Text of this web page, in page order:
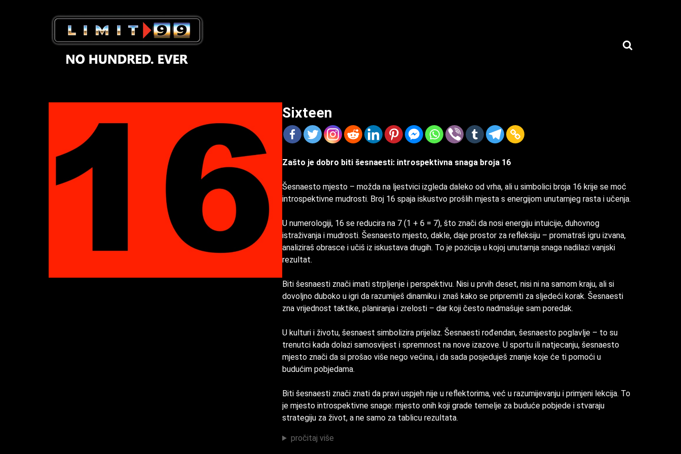
Sixteen
Zašto je dobro biti šesnaesti: introspektivna snaga broja 16
Šesnaesto mjesto – možda na ljestvici izgleda daleko od vrha, ali u simbolici broja 16 krije se moć
introspektivne mudrosti. Broj 16 spaja iskustvo prošlih mjesta s energijom unutarnjeg rasta i učenja.
U numerologiji, 16 se reducira na 7 (1 + 6 = 7), što znači da nosi energiju intuicije, duhovnog
istraživanja i mudrosti. Šesnaesto mjesto, dakle, daje prostor za refleksiju – promatraš igru izvana,
analiziraš obrasce i učiš iz iskustava drugih. To je pozicija u kojoj unutarnja snaga nadilazi vanjski
rezultat.
Biti šesnaesti znači imati strpljenje i perspektivu. Nisi u prvih deset, nisi ni na samom kraju, ali si
dovoljno duboko u igri da razumiješ dinamiku i znaš kako se pripremiti za sljedeći korak. Šesnaesti
zna vrijednost taktike, planiranja i zrelosti – dar koji često nadmašuje sam poredak.
U kulturi i životu, šesnaest simbolizira prijelaz. Šesnaesti rođendan, šesnaesto poglavlje – to su
trenutci kada dolazi samosvijest i spremnost na nove izazove. U sportu ili natjecanju, šesnaesto
mjesto znači da si prošao više nego većina, i da sada posjeduješ znanje koje će ti pomoći u
budućim pobjedama.
Biti šesnaesti znači znati da pravi uspjeh nije u reflektorima, već u razumijevanju i primjeni lekcija. To
je mjesto introspektivne snage: mjesto onih koji grade temelje za buduće pobjede i stvaraju
strategiju za život, a ne samo za tablicu rezultata.
pročitaj više